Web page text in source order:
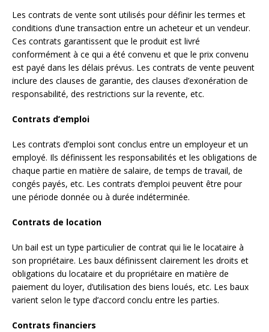
Les contrats de vente sont utilisés pour définir les termes et
conditions d’une transaction entre un acheteur et un vendeur.
Ces contrats garantissent que le produit est livré
conformément à ce qui a été convenu et que le prix convenu
est payé dans les délais prévus. Les contrats de vente peuvent
inclure des clauses de garantie, des clauses d’exonération de
responsabilité, des restrictions sur la revente, etc.
Contrats d’emploi
Les contrats d’emploi sont conclus entre un employeur et un
employé. Ils définissent les responsabilités et les obligations de
chaque partie en matière de salaire, de temps de travail, de
congés payés, etc. Les contrats d’emploi peuvent être pour
une période donnée ou à durée indéterminée.
Contrats de location
Un bail est un type particulier de contrat qui lie le locataire à
son propriétaire. Les baux définissent clairement les droits et
obligations du locataire et du propriétaire en matière de
paiement du loyer, d’utilisation des biens loués, etc. Les baux
varient selon le type d’accord conclu entre les parties.
Contrats financiers